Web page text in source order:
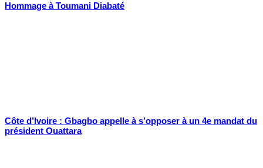
Hommage à Toumani Diabaté
Côte d’Ivoire : Gbagbo appelle à s’opposer à un 4e mandat du
président Ouattara